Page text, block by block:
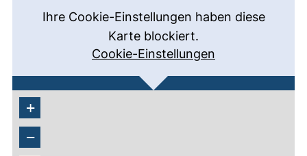
Ihre Cookie-Einstellungen haben diese
Karte blockiert.
Cookie-Einstellungen
+
−